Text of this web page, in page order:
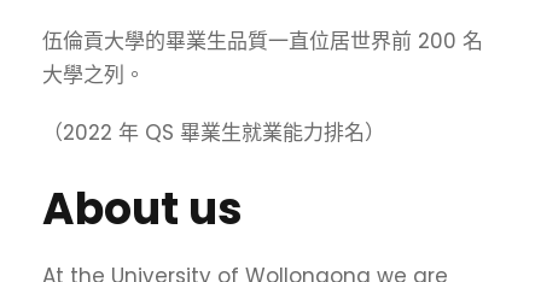
伍倫貢大學的畢業生品質一直位居世界前 200 名
大學之列。
（2022 年 QS 畢業生就業能力排名）
About us
At the University of Wollongong we are